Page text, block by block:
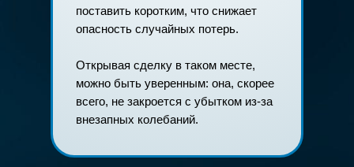
поставить коротким, что снижает
опасность случайных потерь.
Открывая сделку в таком месте,
можно быть уверенным: она, скорее
всего, не закроется с убытком из-за
внезапных колебаний.